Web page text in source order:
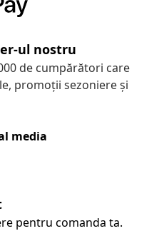
ul nostru
de cumpărători care
promoții sezoniere și
media
pentru comanda ta.